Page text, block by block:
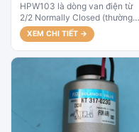
HPW103 là dòng van điện từ
2/2 Normally Closed (thường
đóng) của KCC Hàn Quốc, kiểu
diaphragm/pilot. Van có thân...
XEM CHI TIẾT →